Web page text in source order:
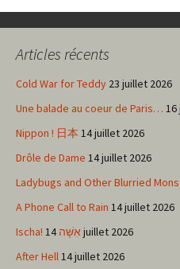
des
articles
Articles récents
Cold War for Teddy 23 juillet 2026
Une balade au coeur de Paris… 16
Nippon ! 日本 14 juillet 2026
Drôle de Dame 14 juillet 2026
Ladybugs and Other Blurried
A Phone Call to Rain 14 juillet 2026
Ischa! אִשָּׁה14 juillet 2026
After Hell14 juillet 2026